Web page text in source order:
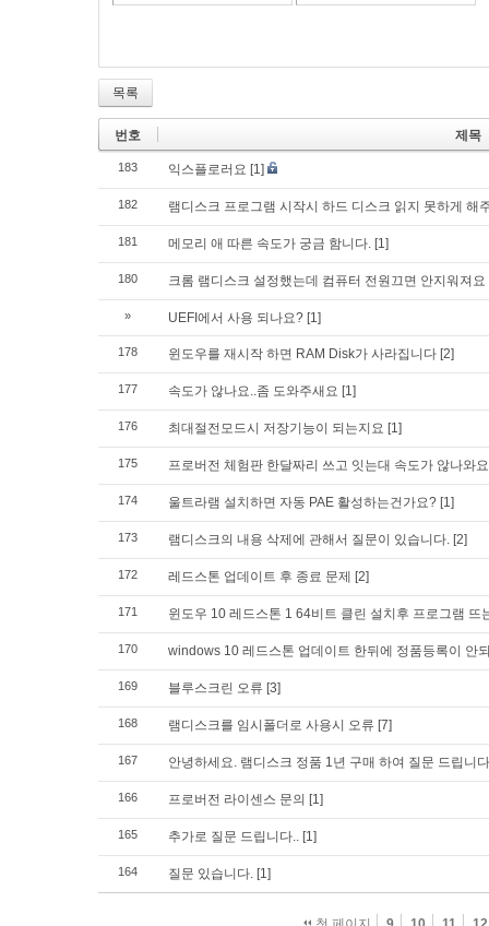
목록
번호 제목
183 익스플로러요 [1]
182 램디스크 프로그램 시작시 하드 디스크 읽지 못하게 해
181 메모리 애 따른 속도가 궁금 함니다. [1]
180 크롬 램디스크 설정했는데 컴퓨터 전원끄면 안지워져요
» UEFI에서 사용 되나요? [1]
178 윈도우를 재시작 하면 RAM Disk가 사라집니다 [2]
177 속도가 않나요..좀 도와주새요 [1]
176 최대절전모드시 저장기능이 되는지요 [1]
175 프로버전 체험판 한달짜리 쓰고 잇는대 속도가 않나와요
174 울트라램 설치하면 자동 PAE 활성하는건가요? [1]
173 램디스크의 내용 삭제에 관해서 질문이 있습니다. [2]
172 레드스톤 업데이트 후 종료 문제 [2]
171 윈도우 10 레드스톤 1 64비트 클린 설치후 프로그램 뜨
170 windows 10 레드스톤 업데이트 한뒤에 정품등록이 안
169 블루스크린 오류 [3]
168 램디스크를 임시폴더로 사용시 오류 [7]
167 안녕하세요. 램디스크 정품 1년 구매 하여 질문 드립니다
166 프로버전 라이센스 문의 [1]
165 추가로 질문 드립니다.. [1]
164 질문 있습니다. [1]